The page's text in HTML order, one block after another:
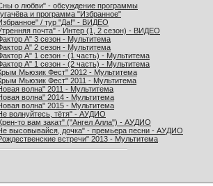
о любви" - обсуждение программы
и программа "Избранное"
/ тур "Да!" - ВИДЕО
почта" - Интер (1, 2 сезон) - ВИДЕО
А" 3 сезон - Мультитема
А" 2 сезон - Мультитема
А" 1 сезон - (1 часть) - Мультитема
А" 1 сезон - (2 часть) - Мультитема
Мьюзик Фест" 2012 - Мультитема
Мьюзик Фест" 2011 - Мультитема
волна" 2011 - Мультитема
волна" 2014 - Мультитема
волна" 2015 - Мультитема
волнуйтесь, тётя" - АУДИО
то вам закат" ("Ангел Алла") - АУДИО
высовывайся, дочка" - премьера песни - АУДИО
встречи" 2013 - Мультитема